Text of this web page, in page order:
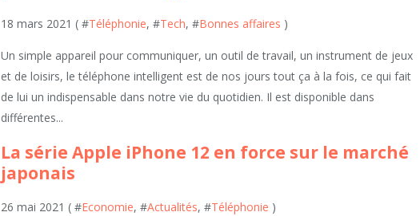
18 mars 2021 ( #Téléphonie, #Tech, #Bonnes affaires )
Un simple appareil pour communiquer, un outil de travail, un instrument de jeux
et de loisirs, le téléphone intelligent est de nos jours tout ça à la fois, ce qui fait
de lui un indispensable dans notre vie du quotidien. Il est disponible dans
différentes...
La série Apple iPhone 12 en force sur le marché
japonais
26 mai 2021 ( #Economie, #Actualités, #Téléphonie )